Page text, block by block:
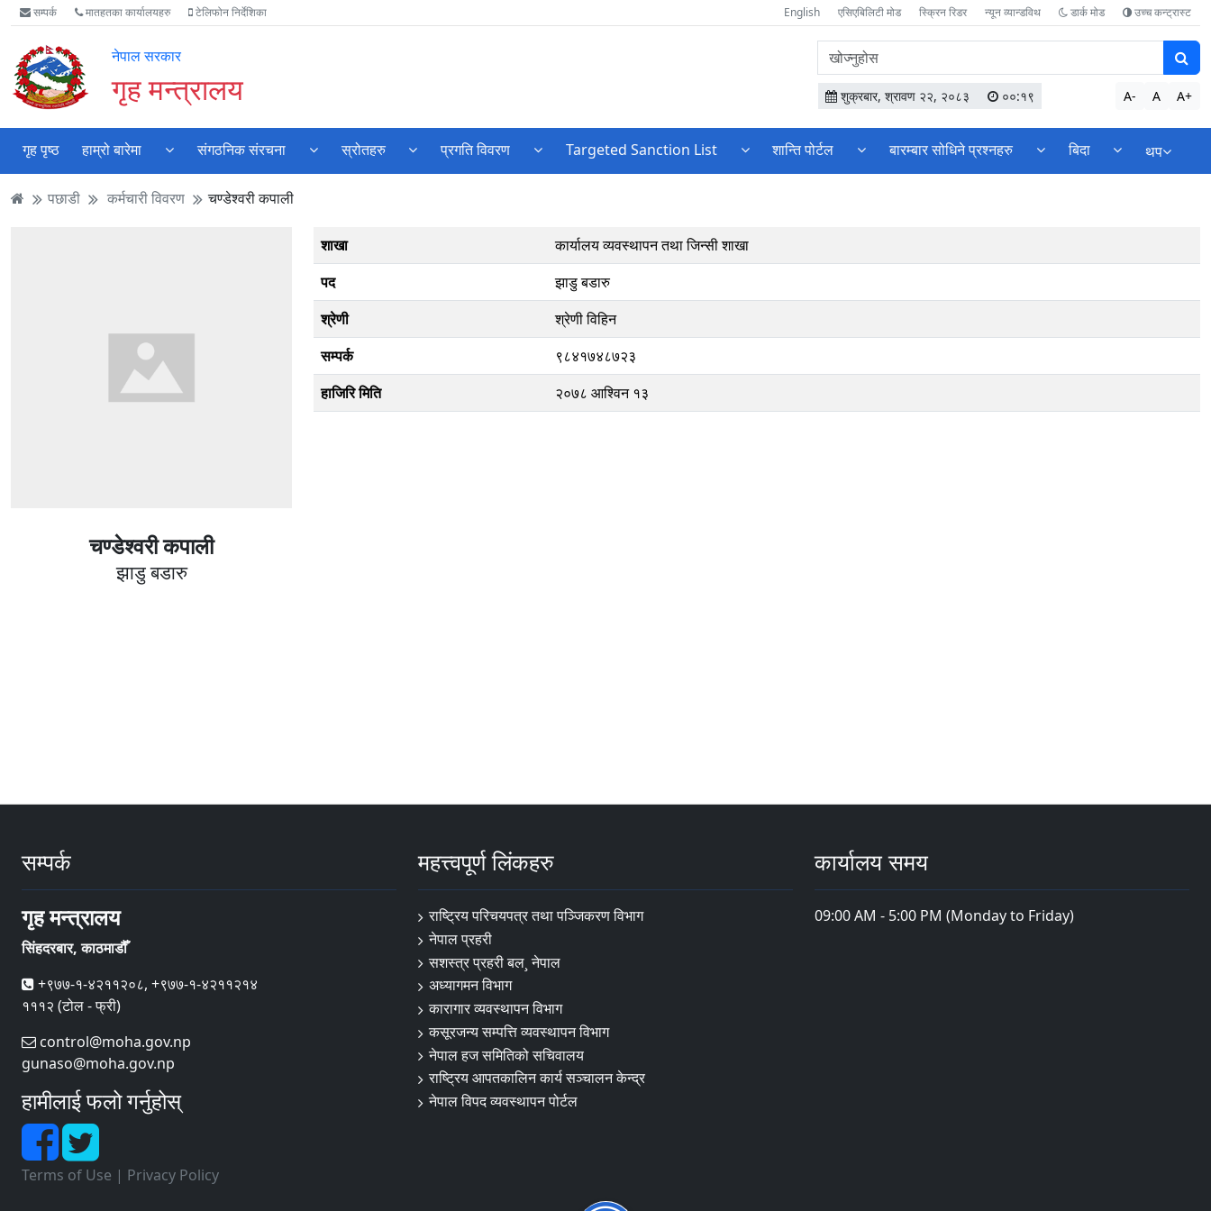
Accessibility
Mode
गर्नुहोस्
मुख्य
सामाग्री
पढ्नुहाेस्
मुख्य
नेभिगेसन
पढ्नुहाेस्
वेबसाइट
खोजमा
जानुहोस्
सम्पर्क मातहतका कार्यालयहरु टेलिफोन निर्देशिका English एसिएबिलिटी मोड स्क्रिन रिडर न्यून व्यान्डविथ डार्क मोड उच्च कन्ट्रास्ट
नेपाल सरकार
गृह मन्त्रालय
वेबसाइटमा
सामग्री
खोज्नुहोस
शुक्रबार, श्रावण २२, २०८३ ००:१९ A- A A+
गृह पृष्ठ हाम्रो बारेमा संगठनिक संरचना स्रोतहरु प्रगति विवरण Targeted Sanction List शान्ति पोर्टल बारम्बार सोधिने प्रश्नहरु बिदा थप
पछाडी कर्मचारी विवरण चण्डेश्वरी कपाली
चण्डेश्वरी कपाली
झाडु बडारु
शाखा
कार्यालय व्यवस्थापन तथा जिन्सी शाखा
पद
झाडु बडारु
श्रेणी
श्रेणी विहिन
सम्पर्क
९८४१७४८७२३
हाजिरि मिति
२०७८ आश्विन १३
सम्पर्क
गृह मन्त्रालय
सिंहदरबार, काठमाडौँ
+९७७-१-४२११२०८, +९७७-१-४२११२१४
१११२ (टोल - फ्री)
control@moha.gov.np
gunaso@moha.gov.np
हामीलाई फलो गर्नुहोस्
Terms of Use | Privacy Policy
महत्त्वपूर्ण लिंकहरु
राष्ट्रिय परिचयपत्र तथा पञ्‍जिकरण विभाग
नेपाल प्रहरी
सशस्त्र प्रहरी बल¸ नेपाल
अध्यागमन विभाग
कारागार व्यवस्थापन विभाग
कसूरजन्य सम्पत्ति व्यवस्थापन विभाग
नेपाल हज समितिको सचिवालय
राष्ट्रिय आपतकालिन कार्य सञ्चालन केन्द्र
नेपाल विपद व्यवस्थापन पोर्टल
कार्यालय समय
09:00 AM - 5:00 PM (Monday to Friday)